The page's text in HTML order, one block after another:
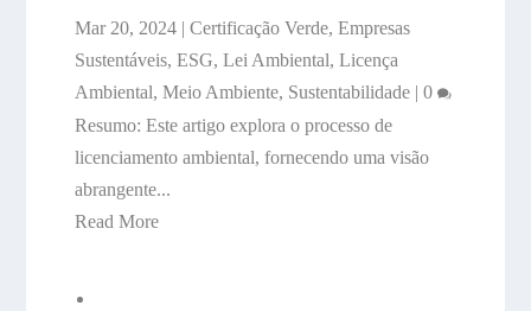
Mar 20, 2024| Certificação Verde, Empresas
Sustentáveis, ESG, Lei Ambiental, Licença
Ambiental, Meio Ambiente, Sustentabilidade| 0
Resumo: Este artigo explora o processo de
licenciamento ambiental, fornecendo uma visão
abrangente...
Read More